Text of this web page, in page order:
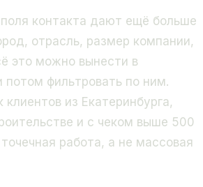
контакта дают ещё больше
отрасль, размер компании,
это можно вынести в
потом фильтровать по ним.
из Екатеринбурга,
и с чеком выше 500
работа, а не массовая